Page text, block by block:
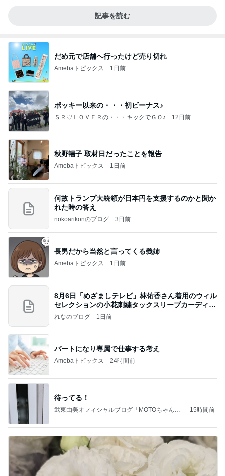
記事を読む
だめ元で店舗へ行ったけど売り切れ
Amebaトピックス 1日前
ポッキー以来の・・・初ビーナス♪
ＳＲ♡ＬＯＶＥＲの・・・キックでＧＯ♪ 12日前
秋野暢子 取材日だったことを報告
Amebaトピックス 1日前
何故トランプ大統領が日本円を支援するのかと聞か
れた時の答え
nokoarikonのブログ 3日前
長男だから当然と言ってくる義姉
Amebaトピックス 1日前
8月6日「めざましテレビ」林佑香さん着用のウィル
セレクションの小花刺繍タックスリーブカーディガ
ン
れなのブログ 1日前
パートになり専属で仕事する考え
Amebaトピックス 24時間前
待ってる！
武東由美オフィシャルブログ「MOTOちゃんと
15時間前